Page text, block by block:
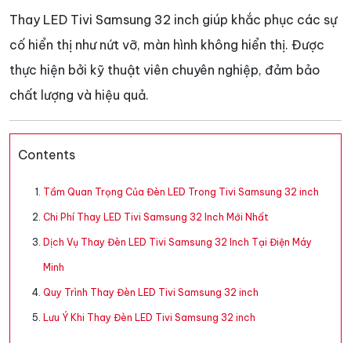
Thay LED Tivi Samsung 32 inch giúp khắc phục các sự
cố hiển thị như nứt vỡ, màn hình không hiển thị. Được
thực hiện bởi kỹ thuật viên chuyên nghiệp, đảm bảo
chất lượng và hiệu quả.
Contents
Tầm Quan Trọng Của Đèn LED Trong Tivi Samsung 32 inch
Chi Phí Thay LED Tivi Samsung 32 Inch Mới Nhất
Dịch Vụ Thay Đèn LED Tivi Samsung 32 Inch Tại Điện Máy
Minh
Quy Trình Thay Đèn LED Tivi Samsung 32 inch
Lưu Ý Khi Thay Đèn LED Tivi Samsung 32 inch